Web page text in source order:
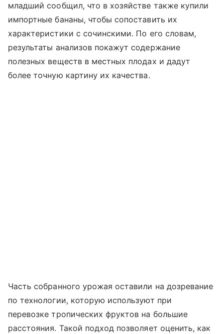
младший сообщил, что в хозяйстве также купили
импортные бананы, чтобы сопоставить их
характеристики с сочинскими. По его словам,
результаты анализов покажут содержание
полезных веществ в местных плодах и дадут
более точную картину их качества.
Часть собранного урожая оставили на дозревание
по технологии, которую используют при
перевозке тропических фруктов на большие
расстояния. Такой подход позволяет оценить, как